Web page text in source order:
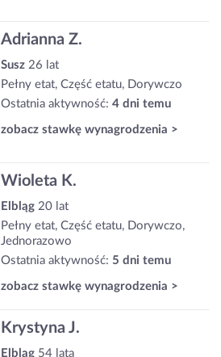
Adrianna Z.
Susz 26 lat
Pełny etat, Część etatu, Dorywczo
Ostatnia aktywność: 4 dni temu
zobacz stawkę wynagrodzenia >
Wioleta K.
Elbląg 20 lat
Pełny etat, Część etatu, Dorywczo,
Jednorazowo
Ostatnia aktywność: 5 dni temu
zobacz stawkę wynagrodzenia >
Krystyna J.
Elbląg 54 lata